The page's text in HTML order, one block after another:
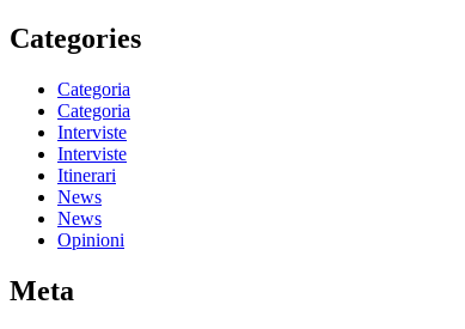
Categories
Categoria
Categoria
Interviste
Interviste
Itinerari
News
News
Opinioni
Meta